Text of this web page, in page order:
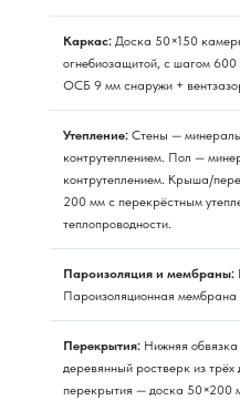
Каркас: Доска 50×150
огнебиозащитой, с шагом
ОСБ 9 мм снаружи +
Утепление: Стены —
контрутеплением. Пол —
контрутеплением. Крыша/
200 мм с перекрёстным
теплопроводности.
Пароизоляция и мембраны:
Пароизоляционная мембрана
Перекрытия: Нижняя
деревянный ростверк из
перекрытия — доска 50×200